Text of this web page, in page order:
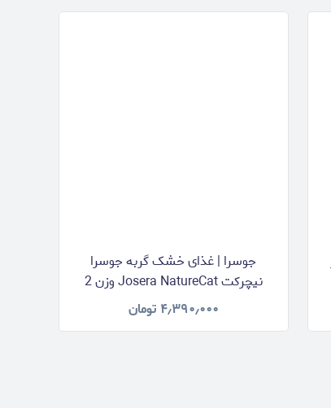
جوسرا | غذای خشک گربه جوسرا
نیچرکت Josera NatureCat وزن 2
کیلوگرم
۴٫۳۹۰٫۰۰۰ تومان